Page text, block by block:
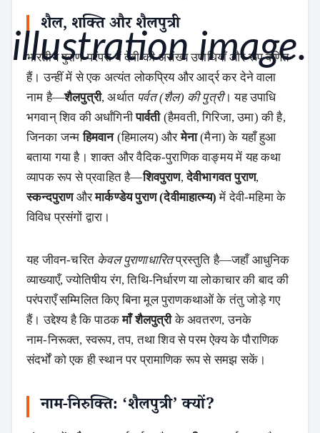
शैल, शक्ति और शैलपुत्री
भारतीय पुराण‑परंपरा में देवी की असंख्य उपाधियाँ और रूप वर्णित
हैं। उन्हीं में से एक अत्यंत लोकप्रिय और आर्द्र कर देने वाला
नाम है—शैलपुत्री, अर्थात पर्वत (शैल) की पुत्री। यह उपाधि
भगवान् शिव की अर्धांगिनीपार्वती(हैमवती, गिरिजा, उमा) की है,
जिनका जन्महिमवान(हिमालय) औरमेना(मैना) के यहाँ हुआ
बताया गया है। शाक्त और वैदिक‑पुराणिक वाङ्मय में यह कथा
व्यापक रूप से प्रवाहित है—शिवपुराण,देवीभागवत पुराण,
स्कन्दपुराणऔरमार्कण्डेय पुराण (देवीमाहात्म्य) में देवी‑महिमा के
विविध प्रसंगों द्वारा।
यह जीवन‑चरित केवल पुराणाधारितप्रस्तुति है—जहाँ आधुनिक
व्याख्याएँ, ज्‍योतिषीय रंग, तिथि‑निर्धारण या लोकाचार की बाद की
परंपराएँ सम्मिलित किए बिना मूल पुराणकथाओं के तंतु जोड़े गए
हैं। उद्देश्य है कि पाठकमाँ शैलपुत्रीके अवतरण, उनके
नाम‑निरूक्त, स्वरूप, तप, तथा शिव से परम ऐक्य के पौराणिक
संदर्भों को एक ही स्थान पर प्रामाणिक रूप से समझ सकें।
नाम‑निरुक्ति: ‘शैलपुत्री’ क्यों?